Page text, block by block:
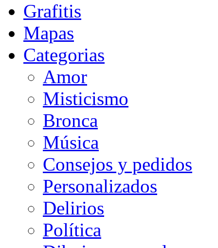
Grafitis
Mapas
Categorias
Amor
Misticismo
Bronca
Música
Consejos y pedidos
Personalizados
Delirios
Política